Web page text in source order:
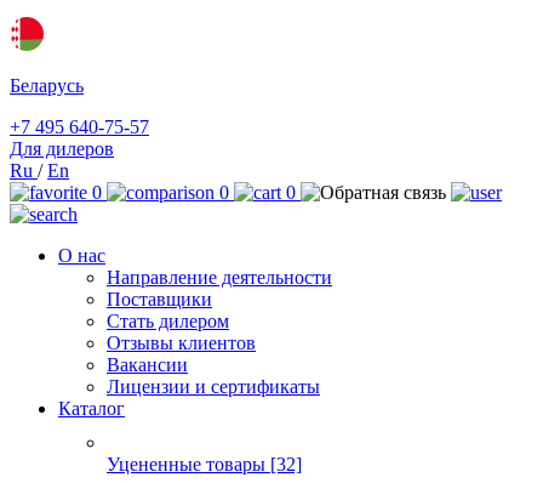
Беларусь
+7 495 640-75-57
Для дилеров
Ru /En
0
0 0
О нас
Направление деятельности
Поставщики
Стать дилером
Отзывы клиентов
Вакансии
Лицензии и сертификаты
Каталог
Уцененные товары [32]